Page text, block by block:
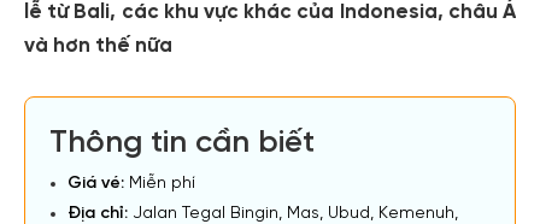
lễ từ Bali, các khu vực khác của Indonesia, châu Á
và hơn thế nữa
Thông tin cần biết
Giá vé: Miễn phí
Địa chỉ: Jalan Tegal Bingin, Mas, Ubud, Kemenuh,